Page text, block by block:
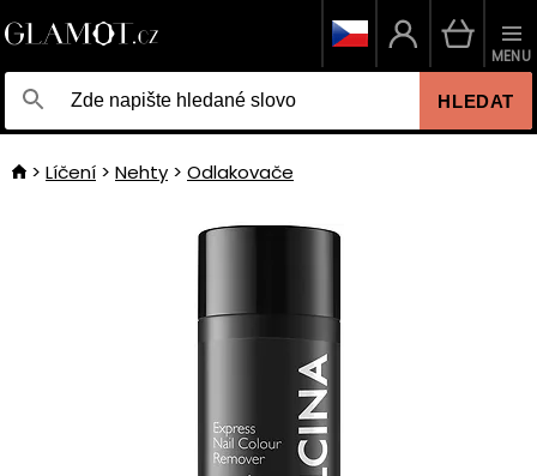
HLEDAT
MENU
Líčení Nehty Odlakovače